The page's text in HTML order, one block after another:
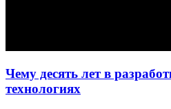
Чему десять лет в
технологиях